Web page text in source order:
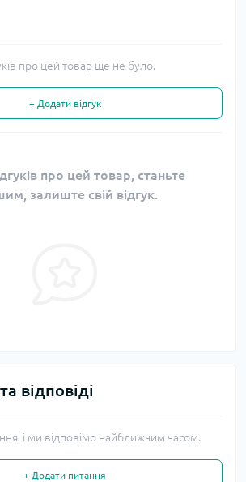
про цей товар ще не було.
+ Додати відгук
про цей товар, станьте
залиште свій відгук.
відповіді
і ми відповімо найближчим часом.
+ Додати питання